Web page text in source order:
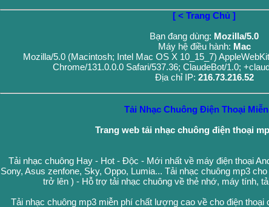
[ < Trang Chủ ]
Bạn đang dùng: Mozilla/5.0
Máy hệ điều hành: Mac
Mozilla/5.0 (Macintosh; Intel Mac OS X 10_15_7)
Chrome/131.0.0.0 Safari/537.36; ClaudeBot/1.0;
Địa chỉ IP: 216.73.216.52
Tải Nhạc Chuông Điện Thoại
Trang web tải nhạc chuông điện thoại
Tải nhạc chuông Hay - Hot - Độc - Mới nhất về máy điện thoại
Sony, Asus zenfone, Sky, Oppo, Lumia... Tải nhạc chuông mp3
trở lên ) - Hỗ trợ tải nhạc chuông về thẻ nhớ, máy tính,
Tải nhạc chuông mp3 miễn phí chất lượng cao về cho điện thoại